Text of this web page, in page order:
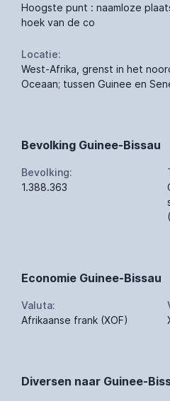
Hoogste punt : naamloze
hoek van de co
Locatie:
West-Afrika, grenst in het
Oceaan; tussen Guinee en
Bevolking Guinee-Bissau
Bevolking:
1.388.363
Economie Guinee-Bissau
Valuta:
Afrikaanse frank (XOF)
Diversen naar Guinee-